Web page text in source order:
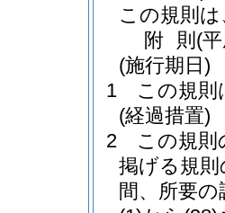
この規則
附 則 (
(施行期日)
1
この規則
(経過措置)
2
この規則
掲げる規
間、所要